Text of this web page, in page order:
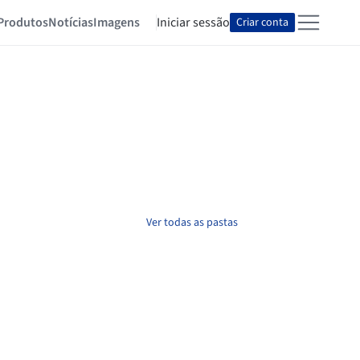
NotíciasImagens Iniciar sessão Criar conta
Ver todas as pastas